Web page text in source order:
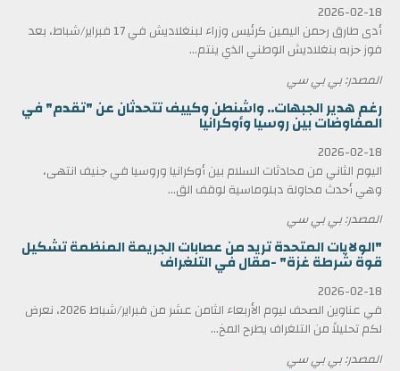
2026-02-18
أدى طارق رحمن اليمين كرئيس وزراء لبنغلاديش في 17 فبراير/شباط، بعد
فوز حزبه بنغلاديش الوطني الذي ينتم...
المصدر: بي بي سي
رغم هدير الجبهات.. واشنطن وكييف تتحدثان عن "تقدم" في
المفاوضات بين روسيا وأوكرانيا
2026-02-18
اليوم الثاني من محادثات السلام بين أوكرانيا وروسيا في جنيف انتهى،
وهي أحدث محاولة دبلوماسية لوقف الق...
المصدر: بي بي سي
"الولايات المتحدة تريد من عصابات الجريمة المنظمة تشكيل
قوة شرطة غزة" -مقال في التلغراف
2026-02-18
في عناوين الصحف ليوم الأربعاء الثامن عشر من فبراير/شباط 2026، نعرض
لكم تحليلاً من التلغراف يطرح المخ...
المصدر: بي بي سي